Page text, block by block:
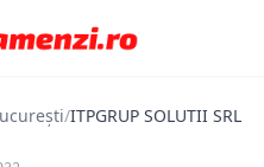
/ITPGRUP SOLUTII SRL